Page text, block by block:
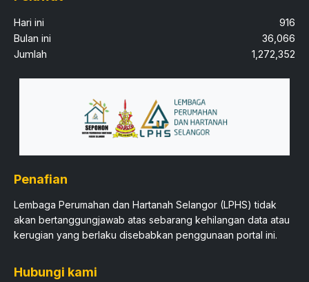
Hari ini
916
Bulan ini
36,066
Jumlah
1,272,352
Penafian
Lembaga Perumahan dan Hartanah Selangor (LPHS) tidak
akan bertanggungjawab atas sebarang kehilangan data atau
kerugian yang berlaku disebabkan penggunaan portal ini.​
Hubungi kami